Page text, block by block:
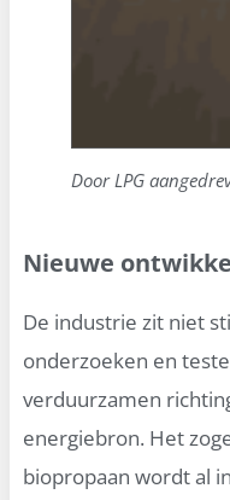
Door LPG
Nieuwe
De industrie zit niet
onderzoeken en
verduurzamen
energiebron. Het
biopropaan wordt al